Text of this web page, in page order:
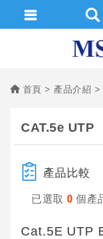
首頁 產品介紹
CAT.5e UTP
產品比較
已選取 0個產
Cat.5E UTP